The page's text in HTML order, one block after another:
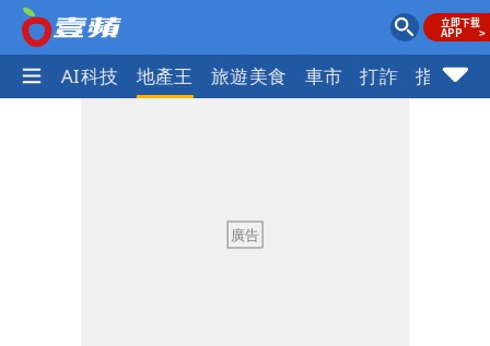
愛美 AI科技 地產王 旅遊美食 車市 打詐 指標企
「終於能交代」 捐500萬獎學金延續愛
白海豚颱風逼近！鄭明典示警「恐遇黑潮